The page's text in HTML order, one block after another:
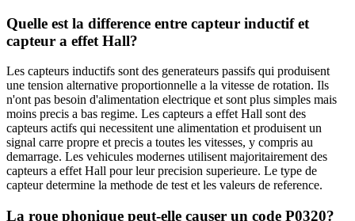
Quelle est la difference entre capteur inductif et
capteur a effet Hall?
Les capteurs inductifs sont des generateurs passifs qui produisent
une tension alternative proportionnelle a la vitesse de rotation. Ils
n'ont pas besoin d'alimentation electrique et sont plus simples mais
moins precis a bas regime. Les capteurs a effet Hall sont des
capteurs actifs qui necessitent une alimentation et produisent un
signal carre propre et precis a toutes les vitesses, y compris au
demarrage. Les vehicules modernes utilisent majoritairement des
capteurs a effet Hall pour leur precision superieure. Le type de
capteur determine la methode de test et les valeurs de reference.
La roue phonique peut-elle causer un code P0320?